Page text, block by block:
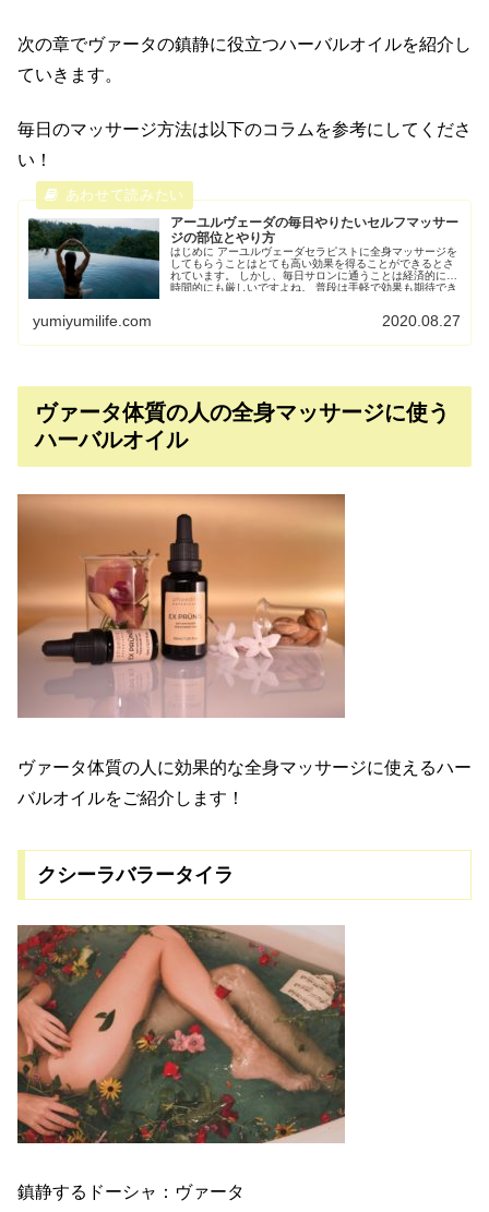
次の章でヴァータの鎮静に役立つハーバルオイルを紹介し
ていきます。
毎日のマッサージ方法は以下のコラムを参考にしてくださ
い！
アーユルヴェーダの毎日やりたいセルフマッサー
ジの部位とやり方
はじめに アーユルヴェーダセラピストに全身マッサージを
してもらうことはとても高い効果を得ることができるとさ
れています。 しかし、毎日サロンに通うことは経済的にも
時間的にも厳しいですよね。 普段は手軽で効果も期待でき
yumiyumilife.com 2020.08.27
ヴァータ体質の人の全身マッサージに使う
ハーバルオイル
ヴァータ体質の人に効果的な全身マッサージに使えるハー
バルオイルをご紹介します！
クシーラバラータイラ
鎮静するドーシャ：ヴァータ